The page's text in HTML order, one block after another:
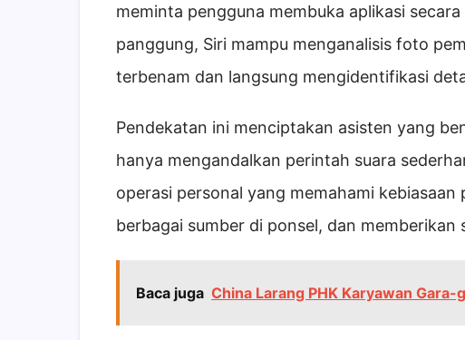
meminta pengguna membuka aplikasi
panggung, Siri mampu menganalisis foto
terbenam dan langsung mengidentifikasi
Pendekatan ini menciptakan asisten yang
hanya mengandalkan perintah suara
operasi personal yang memahami
berbagai sumber di ponsel, dan
Baca juga China Larang PHK Karyawan